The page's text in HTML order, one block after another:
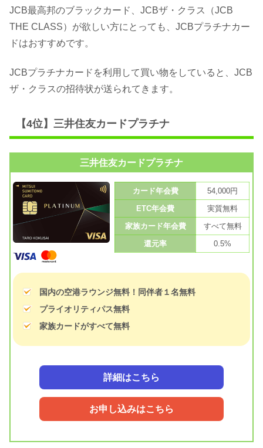
JCB最高邦のブラックカード、JCBザ・クラス（JCB
THE CLASS）が欲しい方にとっても、JCBプラチナカー
ドはおすすめです。
JCBプラチナカードを利用して買い物をしていると、JCB
ザ・クラスの招待状が送られてきます。
【4位】三井住友カードプラチナ
三井住友カードプラチナ
カード年会費
54,000円
ETC年会費
実質無料
家族カード年会費
すべて無料
還元率
0.5%
国内の空港ラウンジ無料！同伴者１名無料
プライオリティパス無料
家族カードがすべて無料
詳細はこちら
お申し込みはこちら